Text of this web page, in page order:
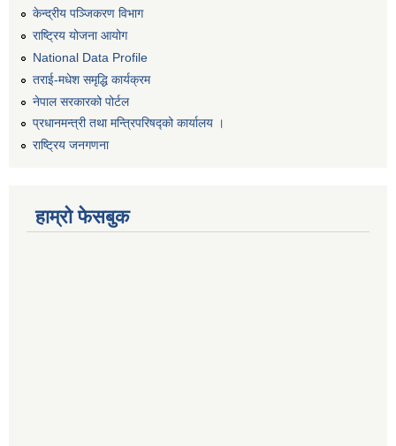
केन्द्रीय पञ्जिकरण विभाग
राष्ट्रिय योजना आयोग
National Data Profile
तराई-मधेश समृद्धि कार्यक्रम
नेपाल सरकारको पोर्टल
प्रधानमन्त्री तथा मन्त्रिपरिषद्को कार्यालय ।
राष्ट्रिय जनगणना
हाम्रो फेसबुक